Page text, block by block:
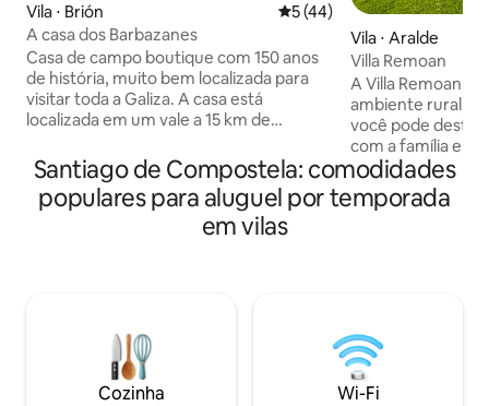
Vila ⋅ Brión 5 de uma avaliação média
5 (44)
A casa dos Barbazanes
Casa de campo boutique com 150 anos
de história, muito bem localizada para
visitar toda a Galiza. A casa está
localizada em um vale a 15 km de
menos de 1 hora de vários parques
naturais. A cidade de Bertamiráns, onde
você encontrará todos os serviços, fica a
Vila ⋅ Aralde
Villa Remoan
A Villa Remoan
ambiente rural
você pode
com a família e
pessoas, tem 5
uma grande
ar livre. Muito perto de aldeias históricas,
todos os tipos de
especial.
Santiago de Compostela: comodidades
populares para aluguel por temporada
em vilas
Cozinha Wi-Fi